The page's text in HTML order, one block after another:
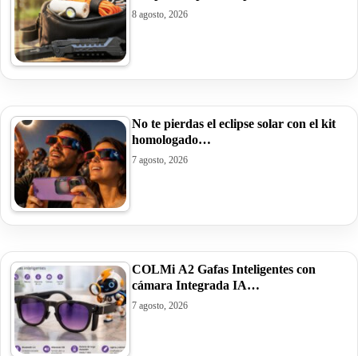
8 agosto, 2026
No te pierdas el eclipse solar con el kit
homologado…
7 agosto, 2026
COLMi A2 Gafas Inteligentes con
cámara Integrada IA…
7 agosto, 2026